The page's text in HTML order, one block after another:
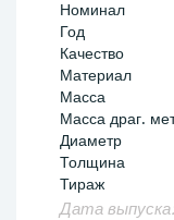
Номинал
Год
Качество
Материал
Масса
Масса драг.
Диаметр
Толщина
Тираж
Дата